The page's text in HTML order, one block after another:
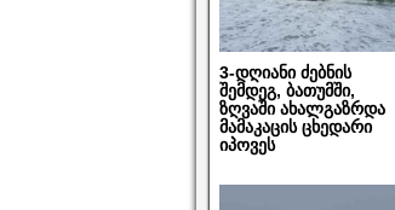
3-დღიანი ძებნის
შემდეგ, ბათუმში,
ზღვაში ახალგაზრდა
მამაკაცის ცხედარი
იპოვეს